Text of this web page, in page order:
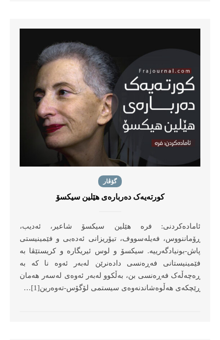
گۆڤار
کورتەیەک دەربارەی هێلین سیکسۆ
ئامادەکردنی: فرە هێلین سیکسۆ شاعیر، ئەدیب،
ڕۆماننووس، فەیلەسووف، تیۆریزانی ئەدەبی و فێمینیستی
پاش-بونیادگەرییە. سیکسۆ و لوس ئیریگارە و کریستێڤا بە
فێمینیستانی فەڕەنسی دادەنرێن لەبەر ئەوە نا کە بە
ڕەچەڵەک فەڕەنسی بن، بەڵکوو لەبەر ئەوەی لەسەر هەمان
ڕێچکەی هەڵوەشاندنەوەی سیستمی لۆگۆس-تەوەرین[1]…